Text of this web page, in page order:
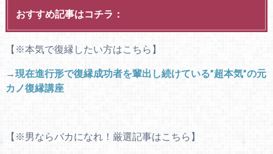
おすすめ記事はコチラ：
【※本気で復縁したい方はこちら】
→現在進行形で復縁成功者を輩出し続けている”超本気”の元
カノ復縁講座
【※男ならバカになれ！厳選記事はこちら】